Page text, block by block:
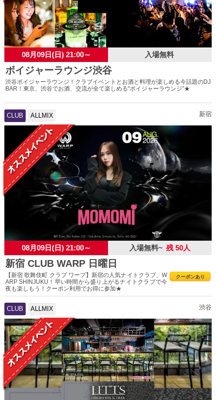
08月09日(日) 21:00～ 入場無料
ボイジャーラウンジ渋谷
渋谷ボイジャーラウンジ！クラブイベントとお酒と料理が楽しめる今話題のDJ
BAR！東京、渋谷でお酒、交流が全て楽しめる“ボイジャーラウンジ”★
CLUB ALLMIX 新宿
08月09日(日) 21:00～ 入場無料~ 残 50人
新宿 CLUB WARP 日曜日
クーポンあり
【新宿 歌舞伎町 クラブ ワープ】新宿の人気ナイトクラブ、W
ARP SHINJUKU！早い時間から盛り上がるナイトクラブで今
夜も楽しもう！クーポン利用でお得に参加★
CLUB ALLMIX 渋谷